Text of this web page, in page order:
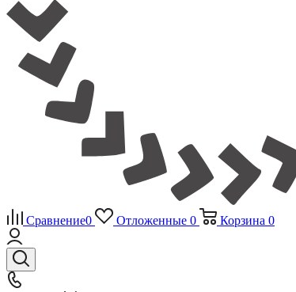
Сравнение0 Отложенные 0 Корзина 0